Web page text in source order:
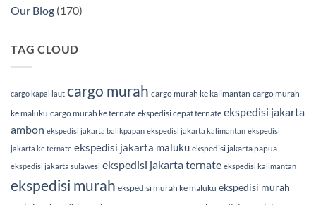
Our Blog (170)
TAG CLOUD
cargo kapal laut cargo murah cargo murah ke kalimantan cargo murah
ke maluku cargo murah ke ternate ekspedisi cepat ternate ekspedisi jakarta
ambon ekspedisi jakarta balikpapan ekspedisi jakarta kalimantan ekspedisi
jakarta ke ternate ekspedisi jakarta maluku ekspedisi jakarta papua
ekspedisi jakarta sulawesi ekspedisi jakarta ternate ekspedisi kalimantan
ekspedisi murah ekspedisi murah ke maluku ekspedisi murah